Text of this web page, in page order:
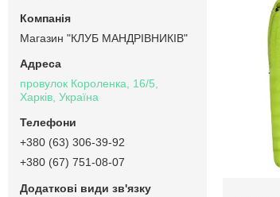
Магазин "КЛУБ МАНДРІВНИКІВ"
провулок Короленка, 16/5,
Харків, Україна
+380 (63) 306-39-92
+380 (67) 751-08-07